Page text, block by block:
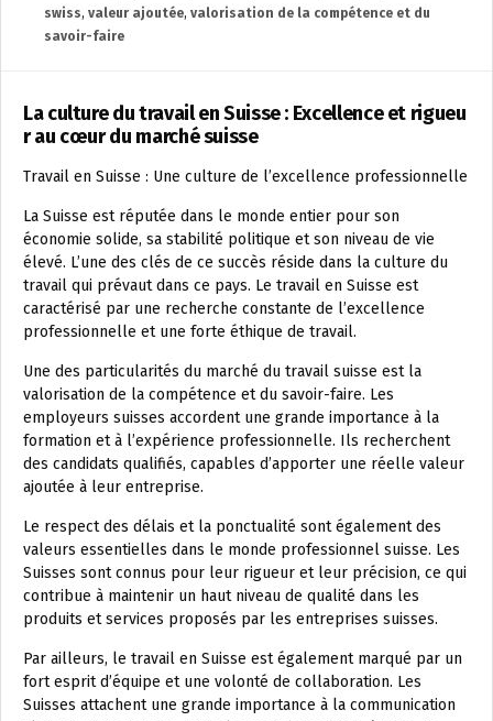
swiss, valeur ajoutée, valorisation de la compétence et du
savoir-faire
La culture du travail en Suisse : Excellence et rigueu
r au cœur du marché suisse
Travail en Suisse : Une culture de l’excellence professionnelle
La Suisse est réputée dans le monde entier pour son
économie solide, sa stabilité politique et son niveau de vie
élevé. L’une des clés de ce succès réside dans la culture du
travail qui prévaut dans ce pays. Le travail en Suisse est
caractérisé par une recherche constante de l’excellence
professionnelle et une forte éthique de travail.
Une des particularités du marché du travail suisse est la
valorisation de la compétence et du savoir-faire. Les
employeurs suisses accordent une grande importance à la
formation et à l’expérience professionnelle. Ils recherchent
des candidats qualifiés, capables d’apporter une réelle valeur
ajoutée à leur entreprise.
Le respect des délais et la ponctualité sont également des
valeurs essentielles dans le monde professionnel suisse. Les
Suisses sont connus pour leur rigueur et leur précision, ce qui
contribue à maintenir un haut niveau de qualité dans les
produits et services proposés par les entreprises suisses.
Par ailleurs, le travail en Suisse est également marqué par un
fort esprit d’équipe et une volonté de collaboration. Les
Suisses attachent une grande importance à la communication